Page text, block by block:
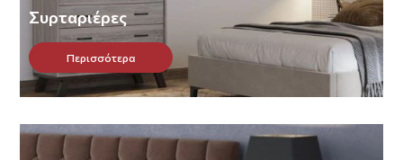
Συρταριέρες
Περισσότερα